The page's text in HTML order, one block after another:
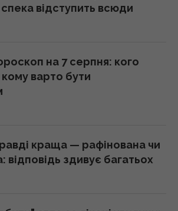
шлюб та лікування:
2026
диверсії: війна в
миші: названо
відступить всюди
на 7 серпня: кого
кому варто бути
краща — рафінована чи
відповідь здивує багатьох